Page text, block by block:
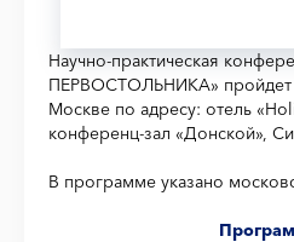
Научно-практическая
ПЕРВОСТОЛЬНИКА» пройдет
Москве по адресу: отель
конференц-зал «Донской»,
В программе указано